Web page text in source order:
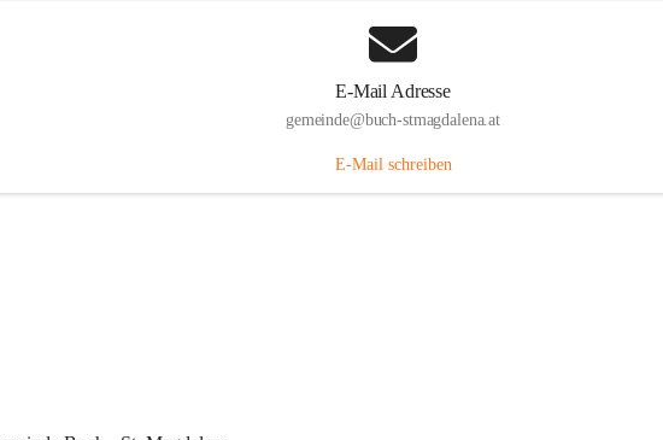
E-Mail Adresse
gemeinde@buch-stmagdalena.at
E-Mail schreiben